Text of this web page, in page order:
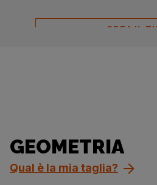
CREA IL
GEOMETRIA
Qual è la mia taglia?